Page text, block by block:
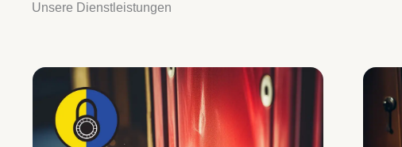
Unsere Dienstleistungen